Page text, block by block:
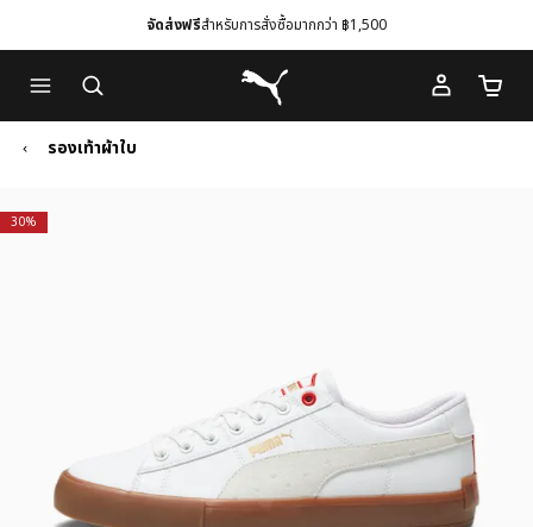
to
Main
content
to
Footer
Content
จัดส่งฟรีสำหรับการสั่งซื้อมากกว่า ฿1,500
Puma โฮม
จำนว
รองเท้าผ้าใบ
30%